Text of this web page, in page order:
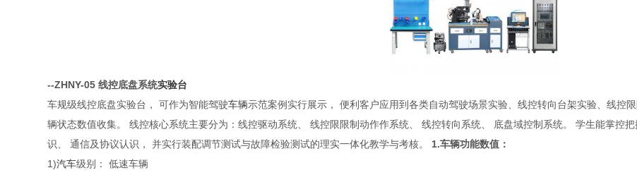
--ZHNY-05 线控底盘系统实验台
车规级线控底盘实验台， 可作为智能驾驶车辆示范案例实行展示， 便利客户应用到各类自动驾驶场景实验、线控转向台架实验、线控
辆状态数值收集。 线控核心系统主要分为：线控驱动系统、 线控限限制动作作系统、 线控转向系统、 底盘域控制系统。 学生能掌控
识、 通信及协议认识， 并实行装配调节测试与故障检验测试的理实一体化教学与考核。
1.车辆功能数值：
1)汽车级别： 低速车辆